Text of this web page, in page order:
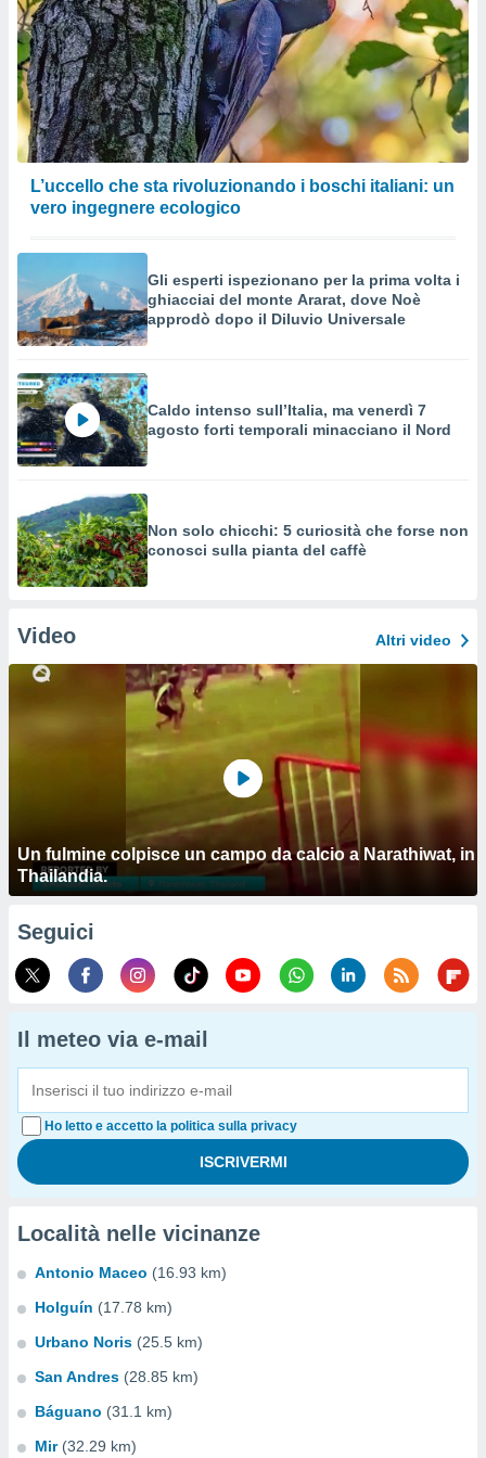
L’uccello che sta rivoluzionando i boschi italiani: un
vero ingegnere ecologico
Gli esperti ispezionano per la prima volta i
ghiacciai del monte Ararat, dove Noè
approdò dopo il Diluvio Universale
Caldo intenso sull’Italia, ma venerdì 7
agosto forti temporali minacciano il Nord
Non solo chicchi: 5 curiosità che forse non
conosci sulla pianta del caffè
Video Altri video
Un fulmine colpisce un campo da calcio a Narathiwat, in
Thailandia.
Seguici
Il meteo via e-mail
Ho letto e accetto la politica sulla privacy
Località nelle vicinanze
Antonio Maceo (16.93 km)
Holguín (17.78 km)
Urbano Noris (25.5 km)
San Andres (28.85 km)
Báguano (31.1 km)
Mir (32.29 km)